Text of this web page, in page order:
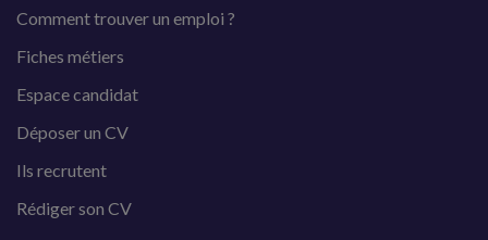
Comment trouver un emploi ?
Fiches métiers
Espace candidat
Déposer un CV
Ils recrutent
Rédiger son CV